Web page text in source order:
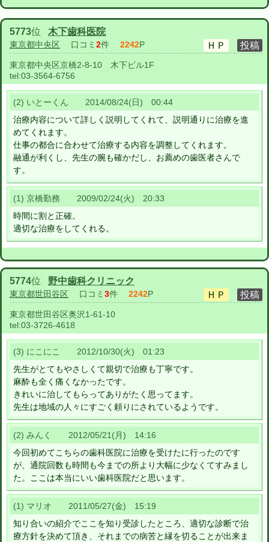
5773位 木下歯科医院
東京都中央区 口コミ 2件 2242P
東京都中央区京橋2-8-10 木下ビル1F
tel:03-3564-6756
(2) いとーくん 2014/08/24(日) 00:44
治療内容について詳しく説明してくれて、説明通りに治療を進
めてくれます。
仕事の都合に合わせて治療する内容を調整してくれます。
融通が利くし、先生の腕も確かだし、お薦めの歯医者さんで
す。
(1) 京橋勤務 2009/02/24(火) 20:33
時間に割と正確。
適切な治療をしてくれる。
5774位 野中歯科クリニック
東京都世田谷区 口コミ 3件 2242P
東京都世田谷区奥沢1-61-10
tel:03-3726-4618
(3) にこにこ 2012/10/30(火) 01:23
先生がとてもやさしくて親切で治療も丁寧です。
麻酔も全く痛くなかったです。
きれいに治してもらってありがたく思ってます。
先生は地域の人々にすごく頼りにされているようです。
(2) みんく 2012/05/21(月) 14:16
今回初めてこちらの歯科医院に治療を受けたに行ったのです
が、通院回数も時間も今までの所より大幅に少なくてすみまし
た。ここは本当にいい歯科医院だと思います。
(1) マリオ 2011/05/27(金) 15:19
知り合いの紹介でここを知り受診したところ、適切な診断で治
療方針を決めて頂き、それまでの病苦と縁を切ることが出来ま